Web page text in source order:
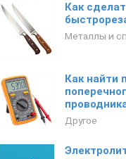
Как
Металлы и
Как найти
Другое